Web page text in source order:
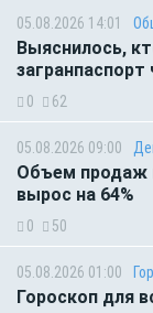
05.08.2026 14:01
Выяснилось,
0 62
05.08.2026 09:00
Объем продаж
вырос на 64%
0 50
05.08.2026 01:00
Гороскоп для